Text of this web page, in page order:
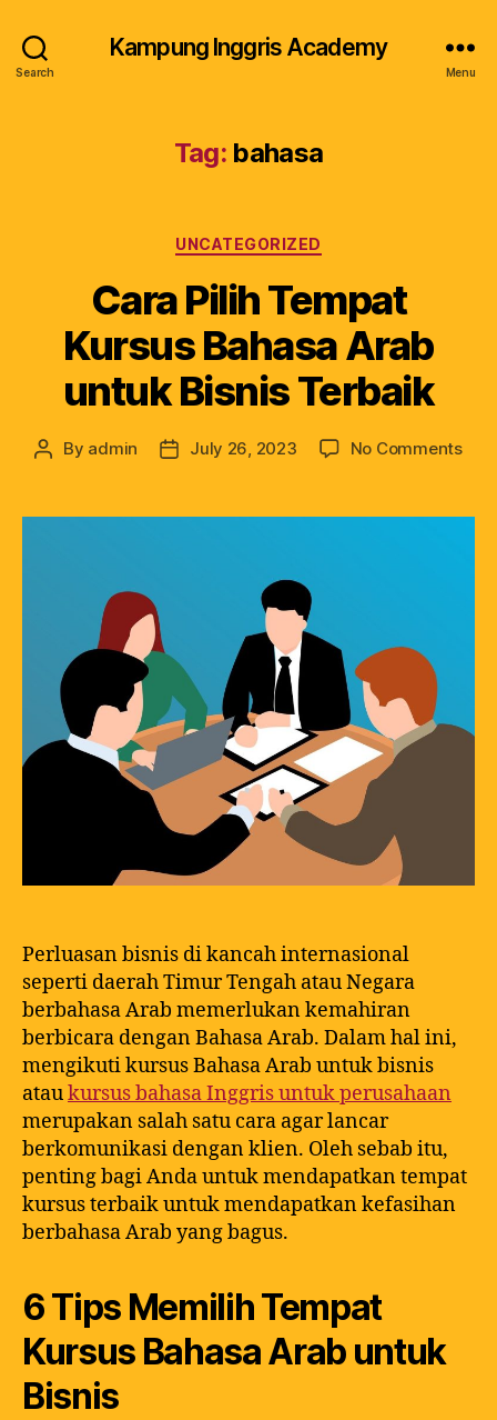
Search
Kampung Inggris Academy
Menu
Tag: bahasa
UNCATEGORIZED
Cara Pilih Tempat
Kursus Bahasa Arab
untuk Bisnis Terbaik
By admin July 26, 2023 No Comments
Perluasan bisnis di kancah internasional
seperti daerah Timur Tengah atau Negara
berbahasa Arab memerlukan kemahiran
berbicara dengan Bahasa Arab. Dalam hal ini,
mengikuti kursus Bahasa Arab untuk bisnis
ataukursus bahasa Inggris untuk perusahaan
merupakan salah satu cara agar lancar
berkomunikasi dengan klien. Oleh sebab itu,
penting bagi Anda untuk mendapatkan tempat
kursus terbaik untuk mendapatkan kefasihan
berbahasa Arab yang bagus.
6 Tips Memilih Tempat
Kursus Bahasa Arab untuk
Bisnis